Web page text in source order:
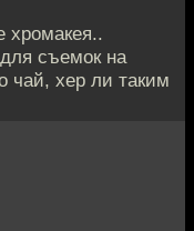
хромакея..
съемок на
чай, хер ли таким